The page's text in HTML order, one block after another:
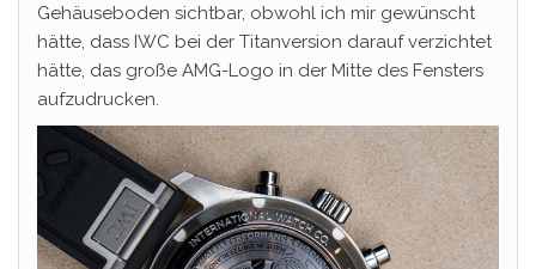
Gehäuseboden sichtbar, obwohl ich mir gewünscht
hätte, dass IWC bei der Titanversion darauf verzichtet
hätte, das große AMG-Logo in der Mitte des Fensters
aufzudrucken.